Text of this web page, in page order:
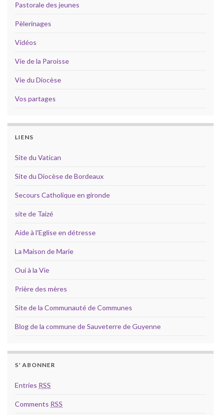
Pastorale des jeunes
Pèlerinages
Vidéos
Vie de la Paroisse
Vie du Diocèse
Vos partages
LIENS
Site du Vatican
Site du Diocèse de Bordeaux
Secours Catholique en gironde
site de Taizé
Aide à l'Eglise en détresse
La Maison de Marie
Oui à la Vie
Prière des mères
Site de la Communauté de Communes
Blog de la commune de Sauveterre de Guyenne
S' ABONNER
Entries RSS
Comments RSS